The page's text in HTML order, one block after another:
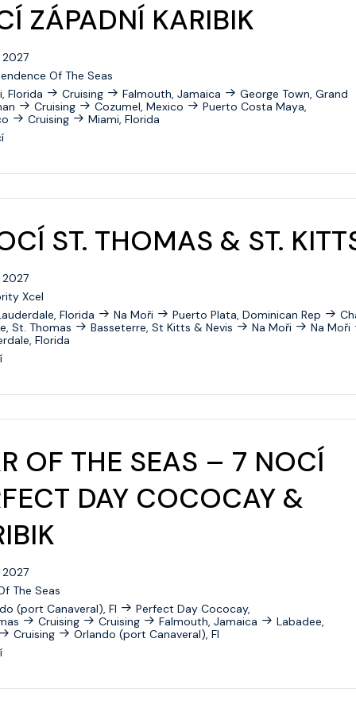
Rhapsody Of The Seas
Spectrum Of The Seas
Celebrity Apex
Celebrity Boundless
Celebrity Eclipse
Celebrity Flora
Celebrity Infinity
ZÁPADNÍ KARIBIK
2027
Of The Seas
Florida
Cruising Falmouth, Jamaica
George Town, Grand
Cruising Cozumel, Mexico
Puerto Costa Maya,
Cruising
Miami, Florida
ST. THOMAS & ST.
2027
Xcel
Florida
Na Moři Puerto Plata, Dominican Rep
St. Thomas
Basseterre, St Kitts & Nevis Na Moři Na Moři
Florida
OF THE SEAS – 7 NOCÍ
DAY COCOCAY &
2027
The Seas
(port Canaveral), Fl
Perfect Day Cococay,
Cruising Cruising Falmouth, Jamaica
Labadee,
Cruising
Orlando (port Canaveral), Fl